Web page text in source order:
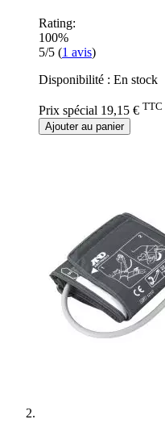
Rating:
100%
5/5 (1 avis)
Disponibilité : En stock
Prix spécial 19,15 € TTC
Ajouter au panier